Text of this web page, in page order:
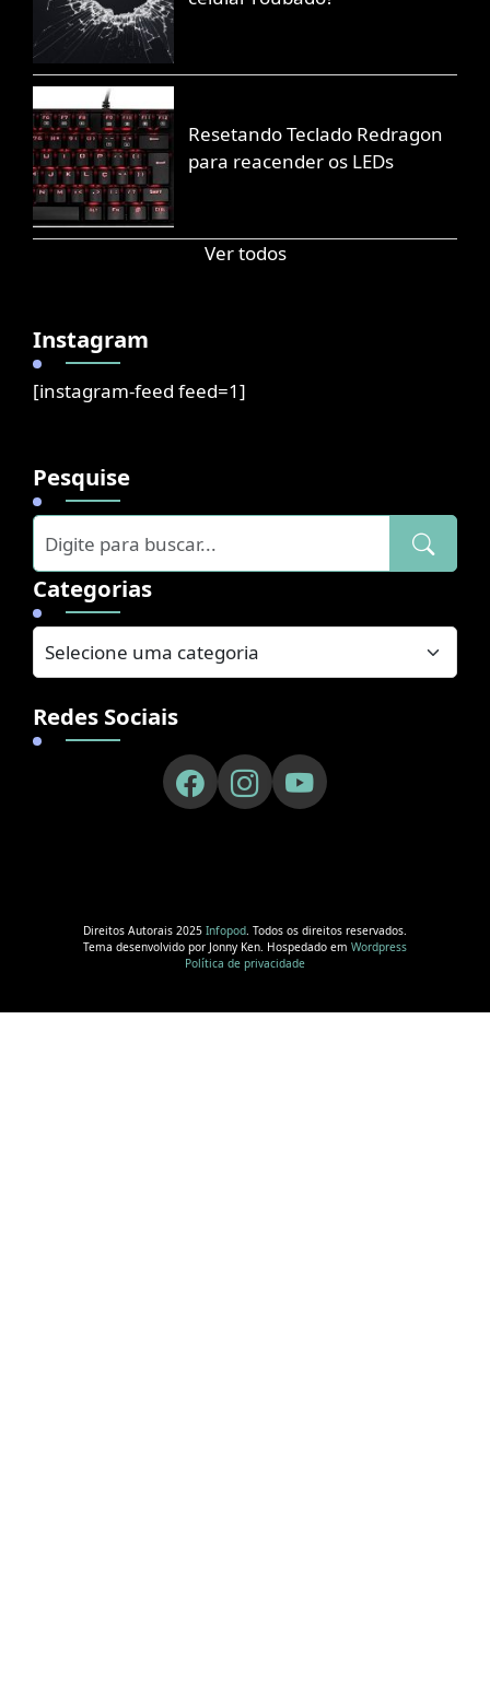
Resetando Teclado Redragon
para reacender os LEDs
Ver todos
Instagram
[instagram-feed feed=1]
Pesquise
Categorias
Redes Sociais
Direitos Autorais 2025 Infopod. Todos os direitos reservados.
Tema desenvolvido por Jonny Ken. Hospedado em Wordpress
Política de privacidade